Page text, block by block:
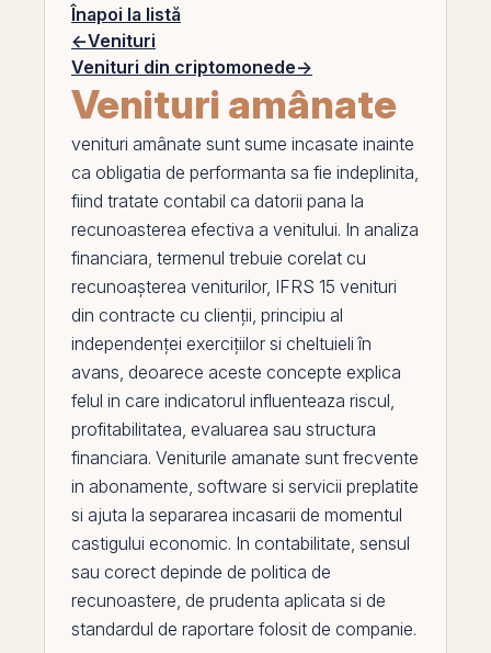
Înapoi la listă
←Venituri
Venituri din criptomonede→
Venituri amânate
venituri amânate sunt sume incasate inainte
ca obligatia de performanta sa fie indeplinita,
fiind tratate contabil ca datorii pana la
recunoasterea efectiva a venitului. In analiza
financiara, termenul trebuie corelat cu
recunoașterea veniturilor, IFRS 15 venituri
din contracte cu clienții, principiu al
independenței exercițiilor si cheltuieli în
avans, deoarece aceste concepte explica
felul in care indicatorul influenteaza riscul,
profitabilitatea, evaluarea sau structura
financiara. Veniturile amanate sunt frecvente
in abonamente, software si servicii preplatite
si ajuta la separarea incasarii de momentul
castigului economic. In contabilitate, sensul
sau corect depinde de politica de
recunoastere, de prudenta aplicata si de
standardul de raportare folosit de companie.